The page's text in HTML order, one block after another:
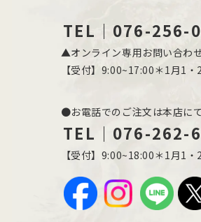
TEL｜076-256-
▲オンライン専用お問い合わ
【受付】9:00~17:00＊1月1・
●お電話でのご注文は本店に
TEL｜076-262-
【受付】9:00~18:00＊1月1・